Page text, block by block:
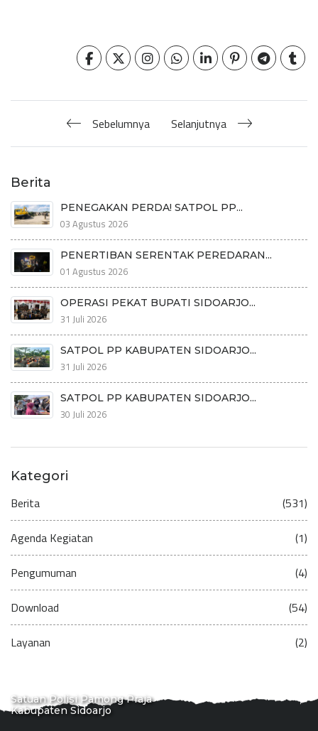
Sebelumnya Selanjutnya
Berita
PENEGAKAN PERDA! SATPOL PP...
03 Agustus 2026
PENERTIBAN SERENTAK PEREDARAN...
01 Agustus 2026
OPERASI PEKAT BUPATI SIDOARJO...
31 Juli 2026
SATPOL PP KABUPATEN SIDOARJO...
31 Juli 2026
SATPOL PP KABUPATEN SIDOARJO...
30 Juli 2026
Kategori
Berita (531)
Agenda Kegiatan (1)
Pengumuman (4)
Download (54)
Layanan (2)
Satuan Polisi Pamong Praja
Kabupaten Sidoarjo